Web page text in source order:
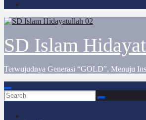
SD Islam
Terwujudnya Generasi “GOLD”, Menuju